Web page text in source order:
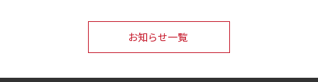
お知らせ一覧